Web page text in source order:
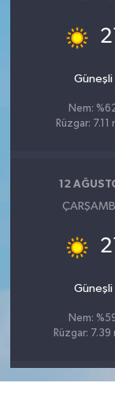
Güneşli
Nem:
Rüzgar: 7.11
12
Güneşli
Nem:
Rüzgar: 7.39